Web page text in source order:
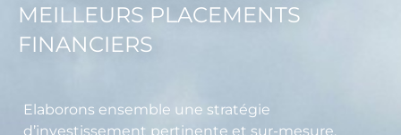
MEILLEURS PLACEMENTS
FINANCIERS
Elaborons ensemble une stratégie
d’investissement pertinente et sur-mesure,